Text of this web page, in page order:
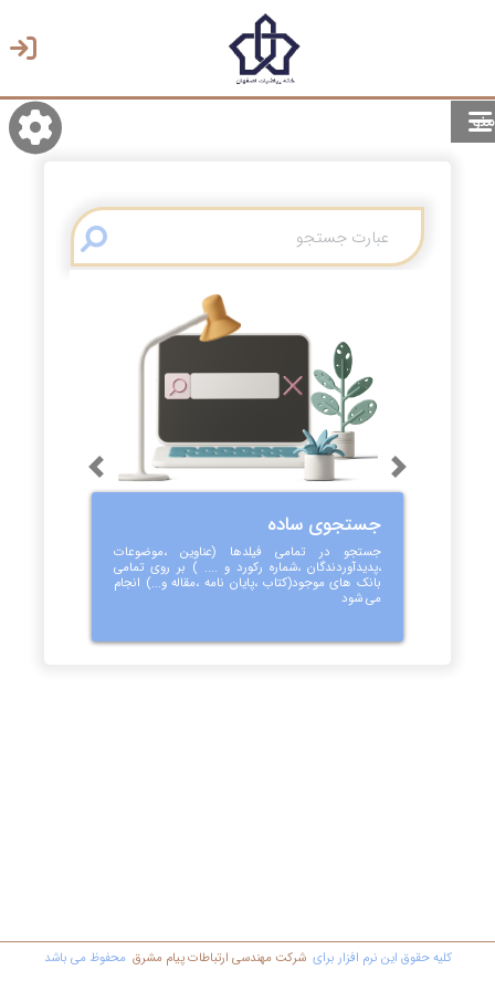
منو
انتخاب زبان
جستجوی ساده
جستجو در تمامی فیلدها (عناوین ،موضوعات
،پدیدآوردندگان ،شماره رکورد و .... ) بر روی تمامی
بانک های موجود(کتاب ،پایان نامه ،مقاله و...) انجام
می شود
Previous Next
کليه حقوق اين نرم افزار برای شرکت مهندسي ارتباطات پیام مشرق محفوظ مي باشد